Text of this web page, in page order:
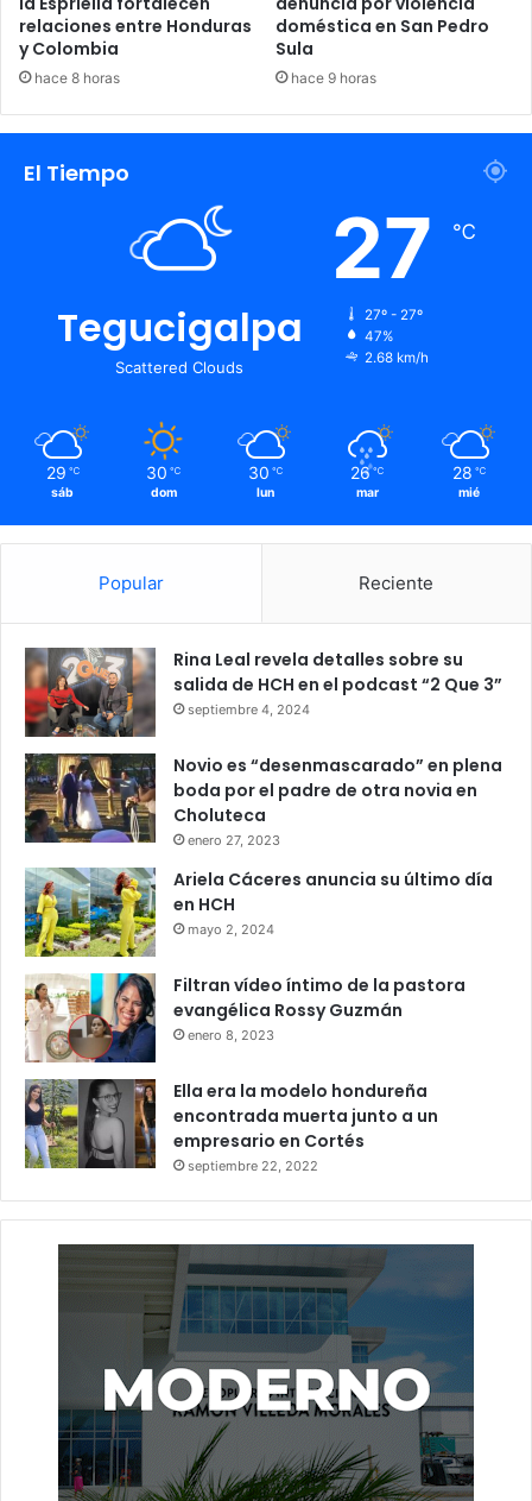
relaciones entre Honduras
y Colombia
hace 8 horas
doméstica en San Pedro
Sula
hace 9 horas
El Tiempo
Tegucigalpa
Scattered Clouds
27 ℃
27º - 27º
47%
2.68 km/h
29 ℃
sáb
30 ℃
dom
30 ℃
lun
26 ℃
mar
28 ℃
mié
Popular Reciente
Rina Leal revela detalles sobre su
salida de HCH en el podcast “2 Que 3”
septiembre 4, 2024
Novio es “desenmascarado” en plena
boda por el padre de otra novia en
Choluteca
enero 27, 2023
Ariela Cáceres anuncia su último día
en HCH
mayo 2, 2024
Filtran vídeo íntimo de la pastora
evangélica Rossy Guzmán
enero 8, 2023
Ella era la modelo hondureña
encontrada muerta junto a un
empresario en Cortés
septiembre 22, 2022